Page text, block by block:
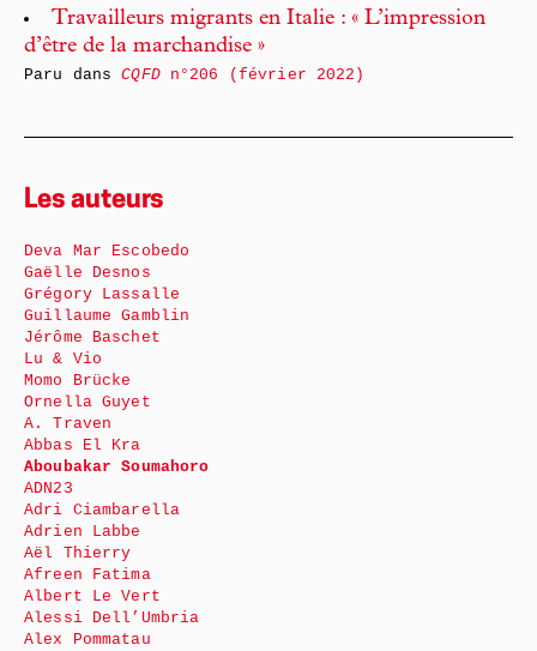
Travailleurs migrants en Italie : « L’impression
d’être de la marchandise »
Paru dansCQFDn°206 (février 2022)
Les auteurs
Deva Mar Escobedo
Gaëlle Desnos
Grégory Lassalle
Guillaume Gamblin
Jérôme Baschet
Lu & Vio
Momo Brücke
Ornella Guyet
A. Traven
Abbas El Kra
Aboubakar Soumahoro
ADN23
Adri Ciambarella
Adrien Labbe
Aël Thierry
Afreen Fatima
Albert Le Vert
Alessi Dell’Umbria
Alex Pommatau